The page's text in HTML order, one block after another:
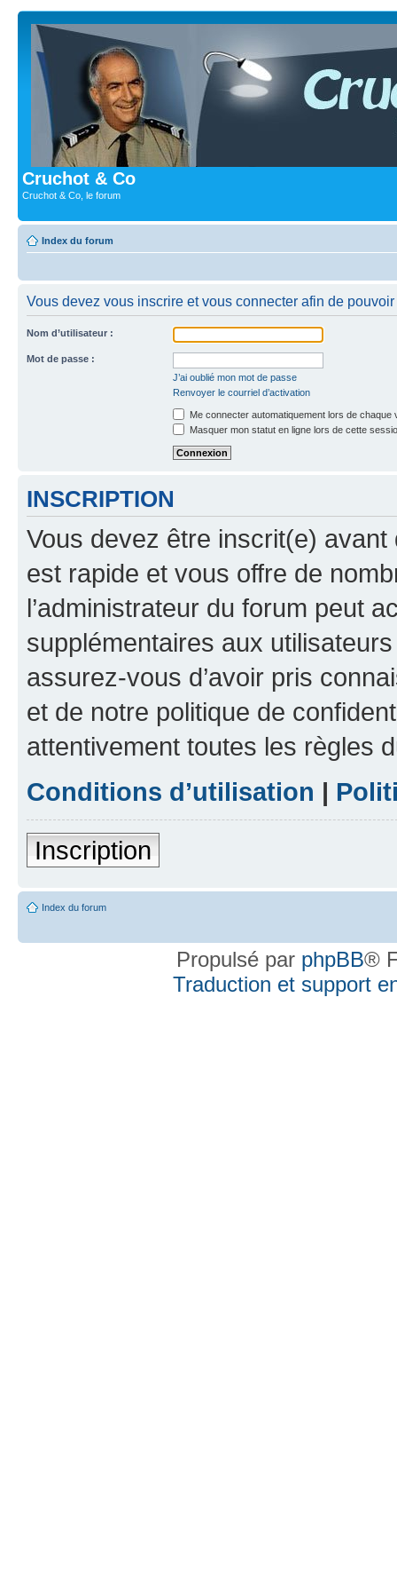
Cruchot & Co
Cruchot & Co, le forum
Index du forum
Vous devez vous inscrire et vous connecter afin de
Nom d’utilisateur :
Mot de passe :
J’ai oublié mon mot de passe
Renvoyer le courriel d’activation
Me connecter automatiquement lors de chaque
Masquer mon statut en ligne lors de cette
INSCRIPTION
Vous devez être inscrit(e) avant
est rapide et vous offre de
l’administrateur du forum peut
supplémentaires aux
assurez-vous d’avoir pris
et de notre politique de
attentivement toutes les règles
Conditions d’utilisation |
Inscription
Index du forum
Propulsé par phpBB®
Traduction et support